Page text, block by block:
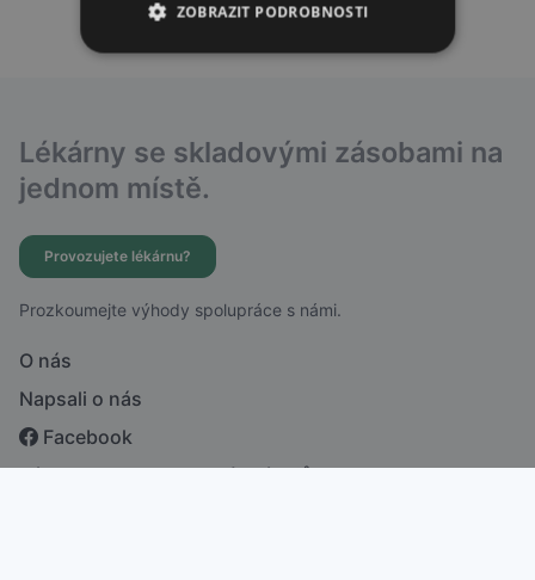
Lékárny se skladovými zásobami na
jednom místě.
Provozujete lékárnu?
Prozkoumejte výhody spolupráce s námi.
O nás
Napsali o nás
Facebook
Zásady ochrany osobních údajů
ZOBRAZIT PODROBNOSTI